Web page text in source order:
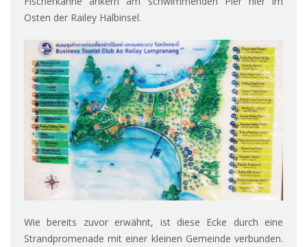
Osten der Railey Halbinsel.
Wie bereits zuvor erwähnt, ist diese Ecke durch eine
Strandpromenade mit einer kleinen Gemeinde verbunden.